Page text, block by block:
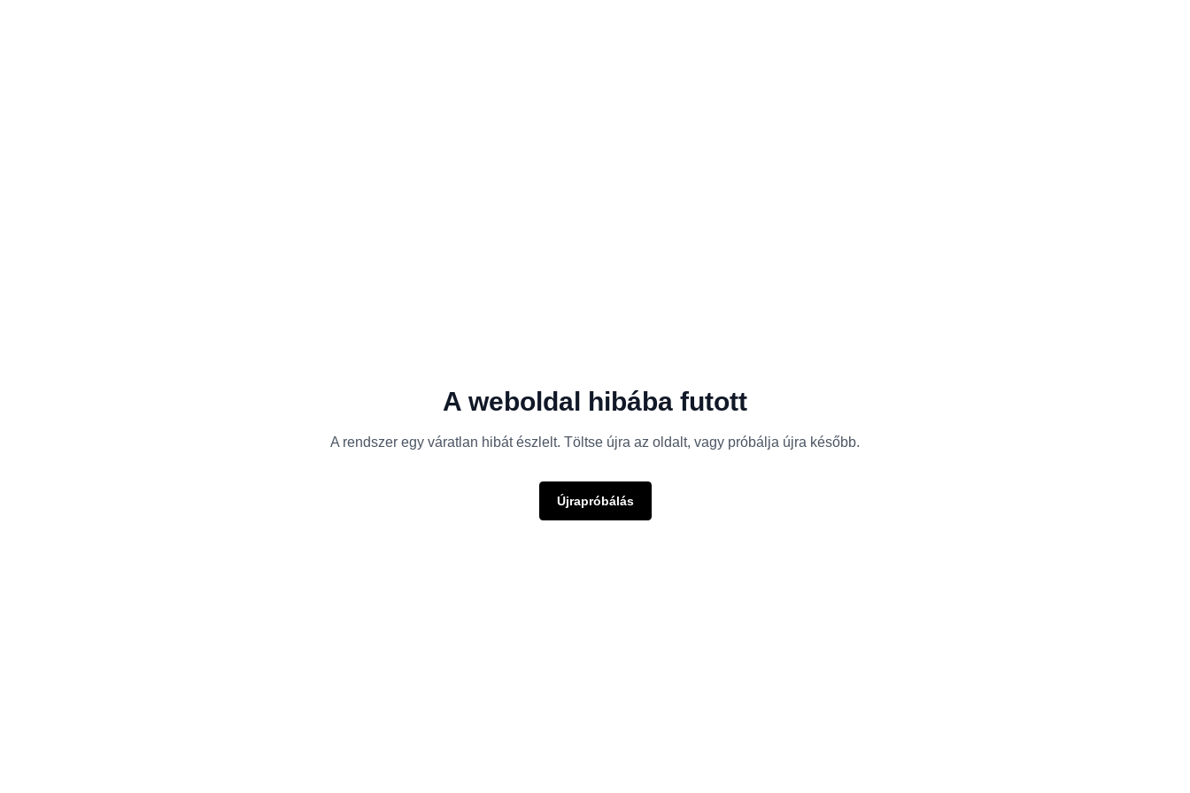
A weboldal hibába futott
A rendszer egy váratlan hibát észlelt. Töltse újra az oldalt, vagy próbálja újra később.
Újrapróbálás